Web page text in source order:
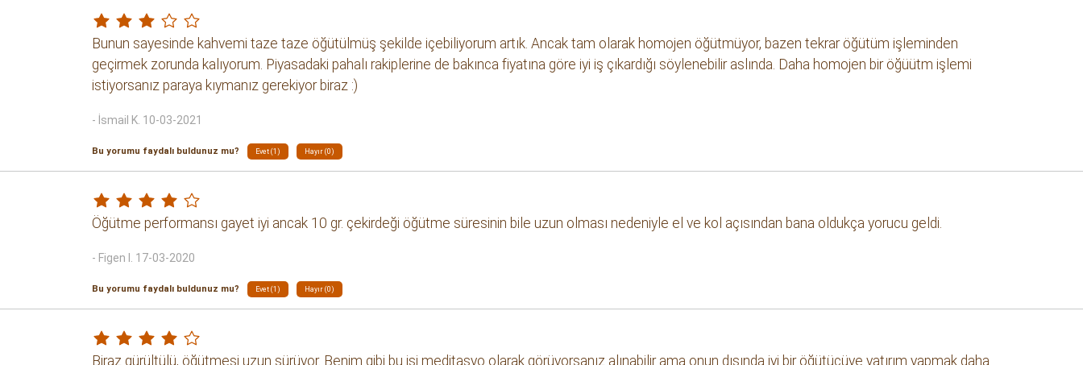
Bunun sayesinde kahvemi taze taze öğütülmüş şekilde içebiliyorum artık. Ancak tam olarak homojen öğütmüyor, bazen tekrar öğütüm işleminden
geçirmek zorunda kalıyorum. Piyasadaki pahalı rakiplerine de bakınca fiyatına göre iyi iş çıkardığı söylenebilir aslında. Daha homojen bir öğüütm işlemi
istiyorsanız paraya kıymanız gerekiyor biraz :)
- İsmail K. 10-03-2021
Bu yorumu faydalı buldunuz mu? Evet (1) Hayır (0)
Öğütme performansı gayet iyi ancak 10 gr. çekirdeği öğütme süresinin bile uzun olması nedeniyle el ve kol açısından bana oldukça yorucu geldi.
- Figen I. 17-03-2020
Bu yorumu faydalı buldunuz mu? Evet (1) Hayır (0)
Biraz gürültülü, öğütmesi uzun sürüyor. Benim gibi bu işi meditasyo olarak görüyorsanız alınabilir ama onun dışında iyi bir öğütücüye yatırım yapmak daha